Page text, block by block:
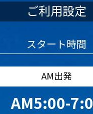
ご利用設定
スタート時間
AM出発
AM5:00-